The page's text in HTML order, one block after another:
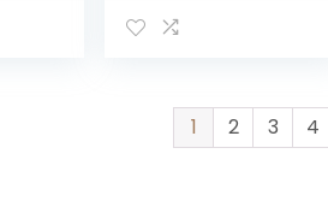
1 2 3 4